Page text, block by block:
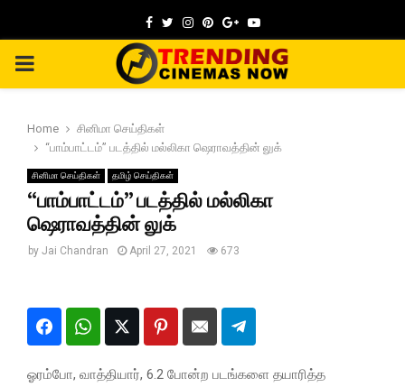
Facebook
TwitterInstagram
Pinterest
GoogleYoutube
PRIMARY
Home
சினிமா செய்திகள்
“பாம்பாட்டம்” படத்தில் மல்லிகா ஷெராவத்தின் லுக்
சினிமா செய்திகள் தமிழ் செய்திகள்
“பாம்பாட்டம்” படத்தில் மல்லிகா
ஷெராவத்தின் லுக்
by Jai Chandran April 27, 2021 673
ஓரம்போ, வாத்தியார், 6.2 போன்ற படங்களை தயாரித்த